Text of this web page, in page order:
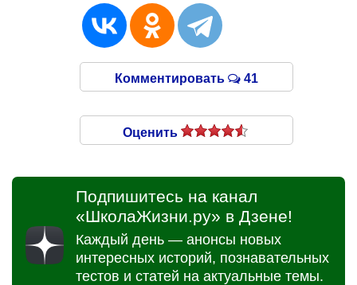
Комментировать 41
Оценить
Подпишитесь на канал
«ШколаЖизни.ру» в Дзене!
Каждый день — анонсы новых
интересных историй, познавательных
тестов и статей на актуальные темы.